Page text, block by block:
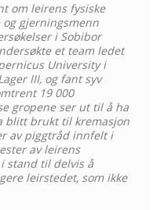
om leirens fysiske
gjerningsmenn
i Sobibor
et team ledet
University i
III, og fant syv
19 000
gropene ser ut til å ha
blitt brukt til kremasjon
av piggtråd innfelt i
av leirens
stand til delvis å
leirstedet, som ikke